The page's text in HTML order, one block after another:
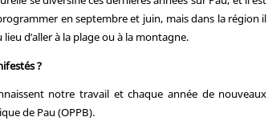
en septembre et juin, mais dans la région il
d’aller à la plage ou à la montagne.
?
notre travail et chaque année de nouveaux
de Pau (OPPB).